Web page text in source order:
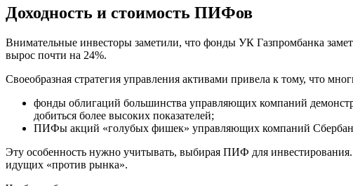
Доходность и стоимость ПИФов
Внимательные инвесторы заметили, что фонды УК Газпромбанка
вырос почти на 24%.
Своеобразная стратегия управления активами привела к тому, что
фонды облигаций большинства управляющих компаний
добиться более высоких показателей;
ПИФы акций «голубых фишек» управляющих компаний
Эту особенность нужно учитывать, выбирая ПИФ для инвестирования.
идущих «против рынка».